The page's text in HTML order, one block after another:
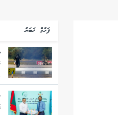
ފަހުގެ ޚަބަރު